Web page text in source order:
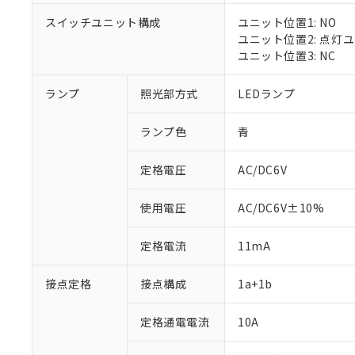
スイッチユニット構成
ユニット位置1: NO
ユニット位置2: 点灯
ユニット位置3: NC
ランプ 照光部方式 LEDランプ
ランプ色 青
定格電圧 AC/DC6V
使用電圧 AC/DC6V±10%
定格電流 11mA
接点定格 接点構成 1a+1b
定格通電電流 10A
ご利用条件
以下の条件をお読
当社制御機
のであり、
※1 対応状況
対応済み：EU
調査・確認中：
非該当品：ライセ
仕入先様の事情に
があります。
鉛(Pb) 1000ppm以下、
ル（DBP） 1000ppm以
フタル酸エステル類の
「○」：最大均質
「×」：最大均質
「－」：未確認で
*中国RoHS10物質の基
Pb(鉛) :1000ppm、
Cr(Ⅵ)(六価クロム) :
DBP(フタル酸ジブチル
DEHP(フタル酸ビス(2-
などの必要
ます。
置等に一切
記
説明